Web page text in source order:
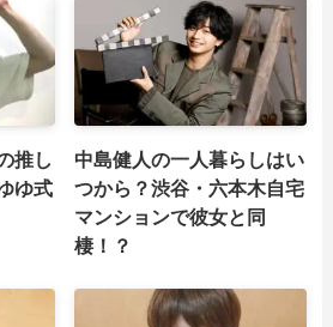
推し
ゆ式
中島健人の一人暮らしはい
つから？渋谷・六本木自宅
マンションで彼女と同
棲！？